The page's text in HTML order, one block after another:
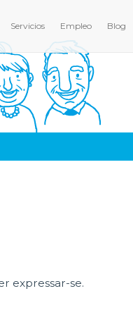
Servicios Empleo Blog
expressar-se.